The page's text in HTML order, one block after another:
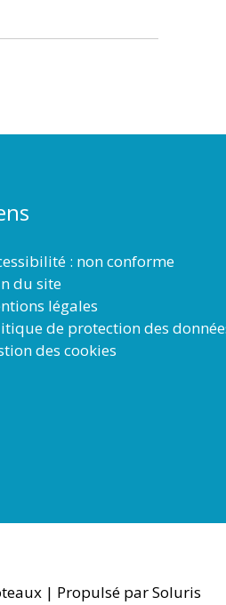
: non conforme
du site
légales
de protection des
des cookies
| Propulsé par Soluris